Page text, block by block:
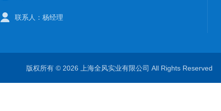
联系人：杨经理
版权所有 © 2026 上海全风实业有限公司 All Rights